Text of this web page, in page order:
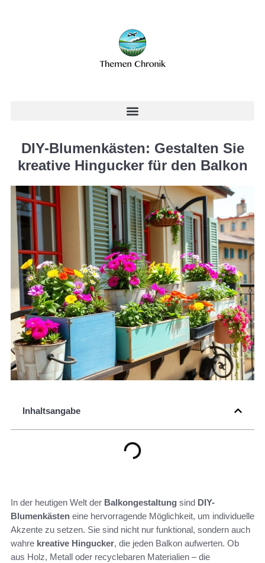
DIY-Blumenkästen: Gestalten Sie
kreative Hingucker für den Balkon
Inhaltsangabe
In der heutigen Welt der Balkongestaltung sind DIY-
Blumenkästen eine hervorragende Möglichkeit, um individuelle
Akzente zu setzen. Sie sind nicht nur funktional, sondern auch
wahre kreative Hingucker, die jeden Balkon aufwerten. Ob
aus Holz, Metall oder recyclebaren Materialien – die